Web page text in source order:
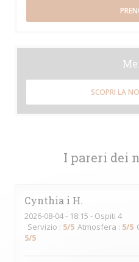
I pareri dei
Cynthia i H
2026-08-04- 18:15 - Ospiti 4
Servizio : 5/5 Atmosfera : 5/5
5/5
SCOPRI LA